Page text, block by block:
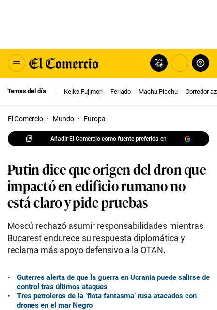
Temas del día Keiko Fujimori Feriado Machu Picchu Corredor
El Comercio · Mundo · Europa
Añadir El Comercio como fuente preferida en
Putin dice que origen del dron que
impactó en edificio rumano no
está claro y pide pruebas
Moscú rechazó asumir responsabilidades mientras
Bucarest endurece su respuesta diplomática y
reclama más apoyo defensivo a la OTAN.
Guterres alerta de que la guerra en Ucrania puede salirse de
control tras últimos ataques
Tres petroleros de la ‘flota fantasma’ rusa atacados con
drones en el mar Negro